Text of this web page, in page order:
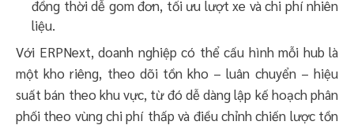
đồng thời dễ gom đơn, tối ưu lượt xe và chi phí nhiên
liệu.
Với ERPNext, doanh nghiệp có thể cấu hình mỗi hub là
một kho riêng, theo dõi tồn kho – luân chuyển – hiệu
suất bán theo khu vực, từ đó dễ dàng lập kế hoạch phân
phối theo vùng chi phí thấp và điều chỉnh chiến lược tồn